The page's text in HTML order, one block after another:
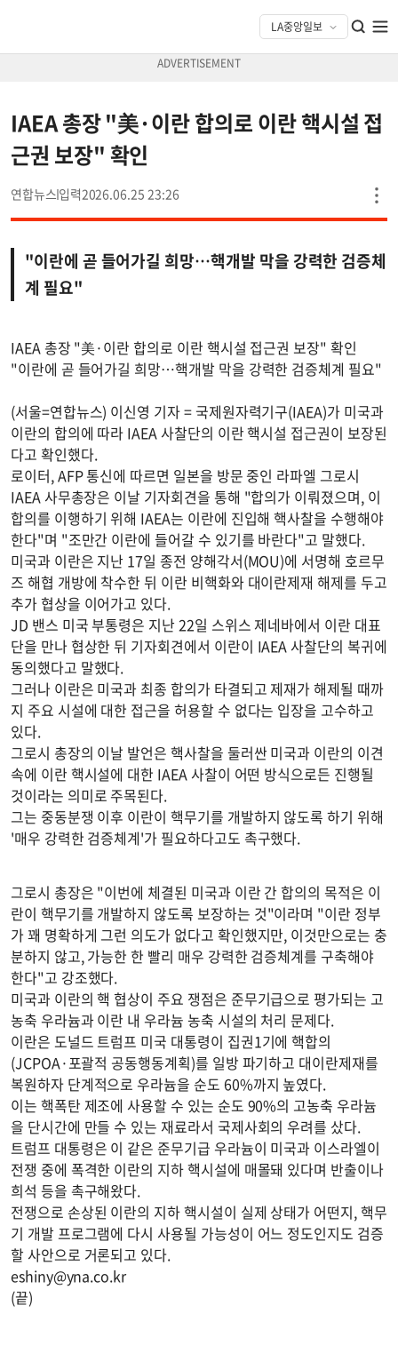
IAEA 총장 "美·이란 합의로 이란 핵시설 접
근권 보장" 확인
연합뉴스 2026.06.25 23:26
"이란에 곧 들어가길 희망…핵개발 막을 강력한 검증체
계 필요"
IAEA 총장 "美·이란 합의로 이란 핵시설 접근권 보장" 확인
"이란에 곧 들어가길 희망…핵개발 막을 강력한 검증체계 필요"
(서울=연합뉴스) 이신영 기자 = 국제원자력기구(IAEA)가 미국과
이란의 합의에 따라 IAEA 사찰단의 이란 핵시설 접근권이 보장된
다고 확인했다.
로이터, AFP 통신에 따르면 일본을 방문 중인 라파엘 그로시
IAEA 사무총장은 이날 기자회견을 통해 "합의가 이뤄졌으며, 이
합의를 이행하기 위해 IAEA는 이란에 진입해 핵사찰을 수행해야
한다"며 "조만간 이란에 들어갈 수 있기를 바란다"고 말했다.
미국과 이란은 지난 17일 종전 양해각서(MOU)에 서명해 호르무
즈 해협 개방에 착수한 뒤 이란 비핵화와 대이란제재 해제를 두고
추가 협상을 이어가고 있다.
JD 밴스 미국 부통령은 지난 22일 스위스 제네바에서 이란 대표
단을 만나 협상한 뒤 기자회견에서 이란이 IAEA 사찰단의 복귀에
동의했다고 말했다.
그러나 이란은 미국과 최종 합의가 타결되고 제재가 해제될 때까
지 주요 시설에 대한 접근을 허용할 수 없다는 입장을 고수하고
있다.
그로시 총장의 이날 발언은 핵사찰을 둘러싼 미국과 이란의 이견
속에 이란 핵시설에 대한 IAEA 사찰이 어떤 방식으로든 진행될
것이라는 의미로 주목된다.
그는 중동분쟁 이후 이란이 핵무기를 개발하지 않도록 하기 위해
'매우 강력한 검증체계'가 필요하다고도 촉구했다.
그로시 총장은 "이번에 체결된 미국과 이란 간 합의의 목적은 이
란이 핵무기를 개발하지 않도록 보장하는 것"이라며 "이란 정부
가 꽤 명확하게 그런 의도가 없다고 확인했지만, 이것만으로는 충
분하지 않고, 가능한 한 빨리 매우 강력한 검증체계를 구축해야
한다"고 강조했다.
미국과 이란의 핵 협상이 주요 쟁점은 준무기급으로 평가되는 고
농축 우라늄과 이란 내 우라늄 농축 시설의 처리 문제다.
이란은 도널드 트럼프 미국 대통령이 집권1기에 핵합의
(JCPOA·포괄적 공동행동계획)를 일방 파기하고 대이란제재를
복원하자 단계적으로 우라늄을 순도 60%까지 높였다.
이는 핵폭탄 제조에 사용할 수 있는 순도 90%의 고농축 우라늄
을 단시간에 만들 수 있는 재료라서 국제사회의 우려를 샀다.
트럼프 대통령은 이 같은 준무기급 우라늄이 미국과 이스라엘이
전쟁 중에 폭격한 이란의 지하 핵시설에 매몰돼 있다며 반출이나
희석 등을 촉구해왔다.
전쟁으로 손상된 이란의 지하 핵시설이 실제 상태가 어떤지, 핵무
기 개발 프로그램에 다시 사용될 가능성이 어느 정도인지도 검증
할 사안으로 거론되고 있다.
eshiny@yna.co.kr
(끝)